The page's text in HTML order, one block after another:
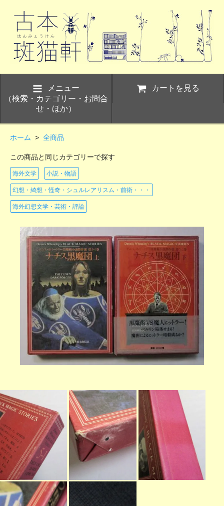
メニュー
（検索・カテゴリー・お問合
せ・ほか）
カートを見る
ホーム > 全商品
この商品と同じカテゴリーで探す
海外文学 小説・物語
幻想・綺想・怪奇・シュルレアリスム・前衛・・・
海外幻想文学・芸術・評論